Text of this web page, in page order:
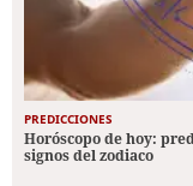
PREDICCIONES
Horóscopo de hoy:
signos del zodiaco